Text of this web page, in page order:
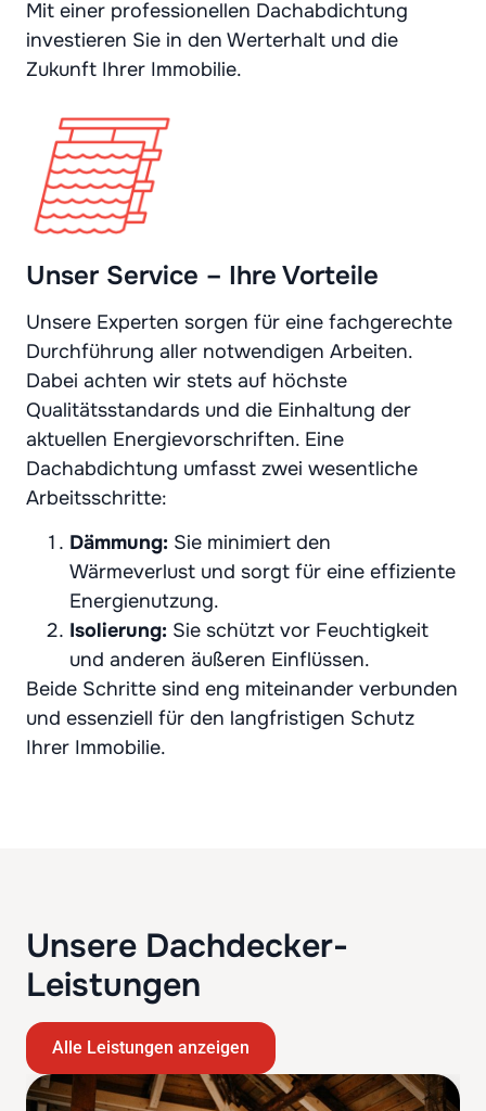
Mit einer professionellen Dachabdichtung
investieren Sie in den Werterhalt und die
Zukunft Ihrer Immobilie.
Unser Service – Ihre Vorteile
Unsere Experten sorgen für eine fachgerechte
Durchführung aller notwendigen Arbeiten.
Dabei achten wir stets auf höchste
Qualitätsstandards und die Einhaltung der
aktuellen Energievorschriften. Eine
Dachabdichtung umfasst zwei wesentliche
Arbeitsschritte:
Dämmung: Sie minimiert den
Wärmeverlust und sorgt für eine effiziente
Energienutzung.
Isolierung: Sie schützt vor Feuchtigkeit
und anderen äußeren Einflüssen.
Beide Schritte sind eng miteinander verbunden
und essenziell für den langfristigen Schutz
Ihrer Immobilie.
Unsere Dachdecker-
Leistungen
Alle Leistungen anzeigen